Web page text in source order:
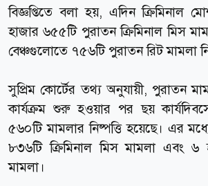
বিজ্ঞপ্তিতে বলা হয়, এদিন ক্রিমিনাল
হাজার ৬৫৫টি পুরাতন ক্রিমিনাল মিস
বেঞ্চগুলোতে ৭৫৬টি পুরাতন রিট মামলা
সুপ্রিম কোর্টের তথ্য অনুযায়ী, পুরাতন
কার্যক্রম শুরু হওয়ার পর ছয়
৫৬০টি মামলার নিষ্পত্তি হয়েছে। এর
৮৩৬টি ক্রিমিনাল মিস মামলা এবং ৬
মামলা।